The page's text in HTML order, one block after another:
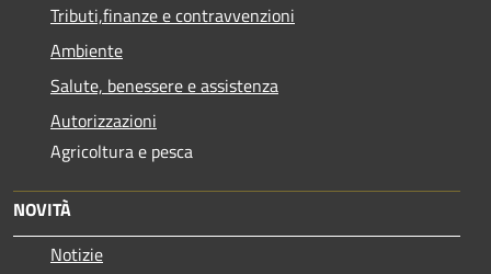
Tributi,finanze e contravvenzioni
Ambiente
Salute, benessere e assistenza
Autorizzazioni
Agricoltura e pesca
NOVITÀ
Notizie